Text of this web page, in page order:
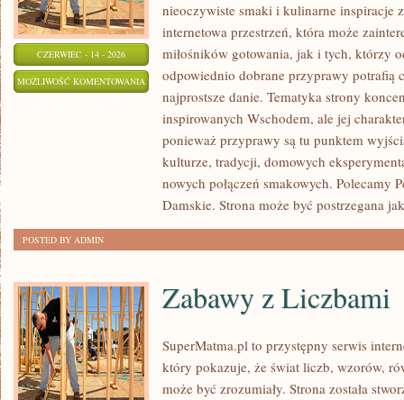
CZERWIEC - 14 - 2026
MOŻLIWOŚĆ KOMENTOWANIA PERFUMY
DAMSKIE
nieoczywiste smaki i kulinarne inspiracje
internetowa przestrzeń, która może
miłośników gotowania, jak i tych, którzy
odpowiednio dobrane przyprawy potrafią
najprostsze danie. Tematyka strony
inspirowanych Wschodem, ale jej
ponieważ przyprawy są tu punktem
kulturze, tradycji, domowych
nowych połączeń smakowych. Polecamy
Damskie. Strona może być postrzegana
POSTED BY ADMIN
Zabawy z Liczbami
SuperMatma.pl to przystępny serwis
który pokazuje, że świat liczb, wzorów,
może być zrozumiały. Strona została